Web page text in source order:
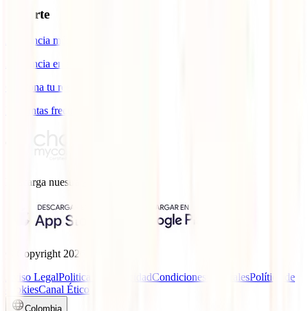
Soporte
Asistencia médica en viajes
Asistencia en siniestros
Gestiona tu reembolso
Preguntas frecuentes
Descarga nuestra
© Copyright 2026
Aviso LegalPolitica de privacidadCondiciones generalesPolítica de
cookiesCanal Ético
Colombia